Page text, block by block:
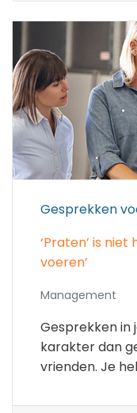
Gesprekken
‘Praten’ is
voeren’
Management
Gesprekken in
karakter dan
vrienden. Je